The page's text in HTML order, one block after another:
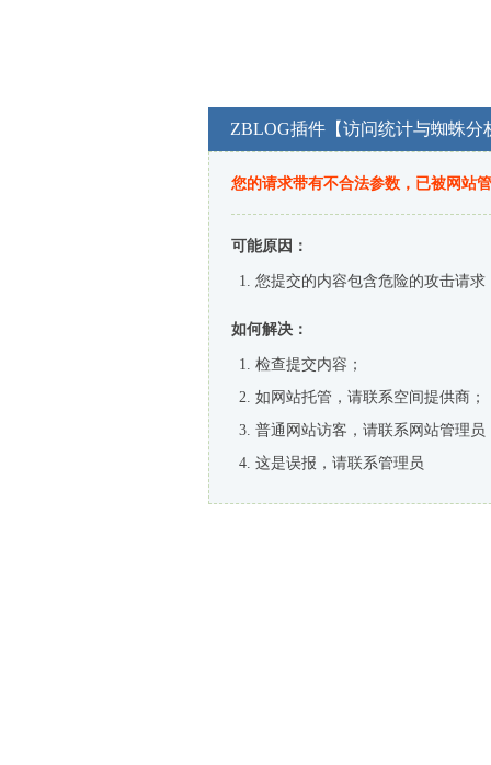
ZBLOG插件【访问统计与蜘蛛分
您的请求带有不合法参数，已被网站
可能原因：
您提交的内容包含危险的攻击请求
如何解决：
检查提交内容；
如网站托管，请联系空间提供商；
普通网站访客，请联系网站管理员
这是误报，请联系管理员